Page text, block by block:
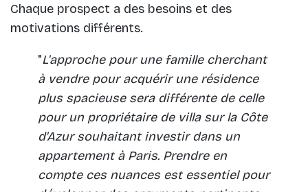
Chaque prospect a des besoins et des
motivations différents.
"L'approche pour une famille cherchant
à vendre pour acquérir une résidence
plus spacieuse sera différente de celle
pour un propriétaire de villa sur la Côte
d'Azur souhaitant investir dans un
appartement à Paris. Prendre en
compte ces nuances est essentiel pour